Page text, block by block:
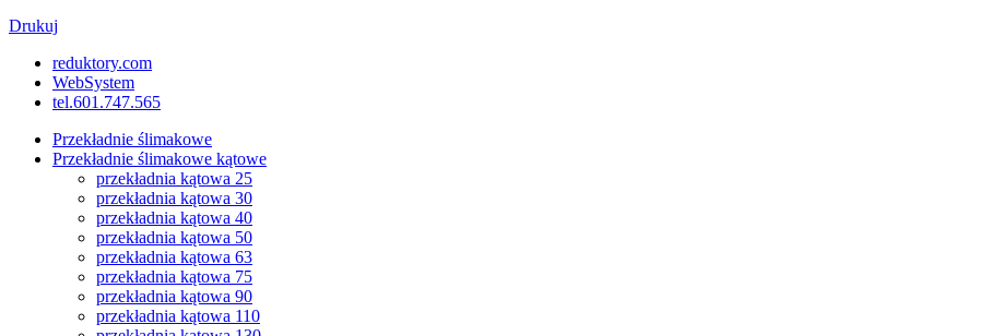
Drukuj
reduktory.com
WebSystem
tel.601.747.565
Przekładnie ślimakowe
Przekładnie ślimakowe kątowe
przekładnia kątowa 25
przekładnia kątowa 30
przekładnia kątowa 40
przekładnia kątowa 50
przekładnia kątowa 63
przekładnia kątowa 75
przekładnia kątowa 90
przekładnia kątowa 110